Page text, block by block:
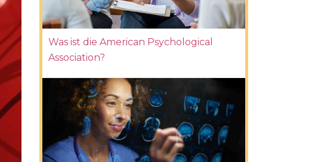
Was ist die American Psychological
Association?